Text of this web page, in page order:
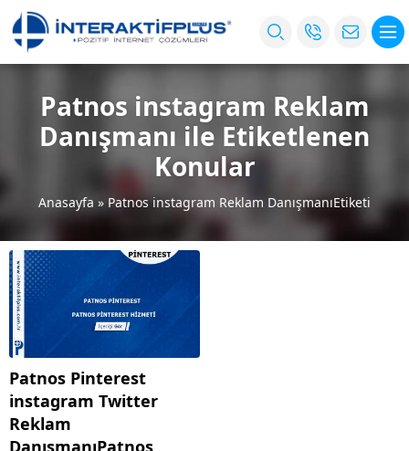
Patnos instagram Reklam
Danışmanı ile Etiketlenen
Konular
Anasayfa » Patnos instagram Reklam DanışmanıEtiketi
Patnos Pinterest
instagram Twitter
Reklam
DanışmanıPatnos